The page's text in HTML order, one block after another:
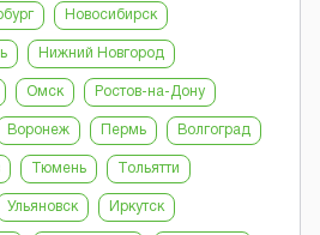
Новосибирск
Нижний Новгород
Омск Ростов-на-Дону
Воронеж Пермь Волгоград
Тюмень Тольятти
Ульяновск Иркутск